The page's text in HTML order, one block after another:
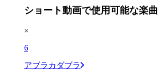
ショート動画で使用可能な楽曲
×
6
アブラカダブラ